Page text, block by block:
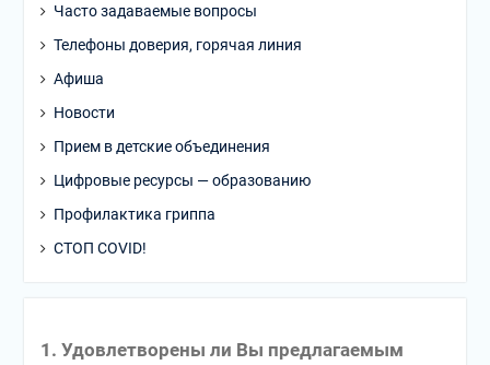
Часто задаваемые вопросы
Телефоны доверия, горячая линия
Афиша
Новости
Прием в детские объединения
Цифровые ресурсы — образованию
Профилактика гриппа
СТОП COVID!
1. Удовлетворены ли Вы предлагаемым